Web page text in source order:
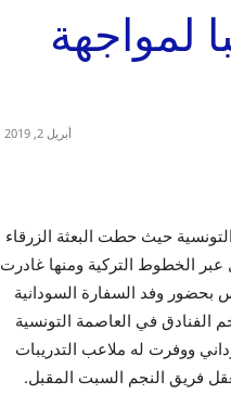
لمواجهة
أبريل 2, 2019
حيث حطت البعثة الزرقاء
الخطوط التركية ومنها غادرت
بحضور وفد السفارة السودانية
الفنادق في العاصمة التونسية
ووفرت له ملاعب التدريبات
فريق النجم السبت المقبل.